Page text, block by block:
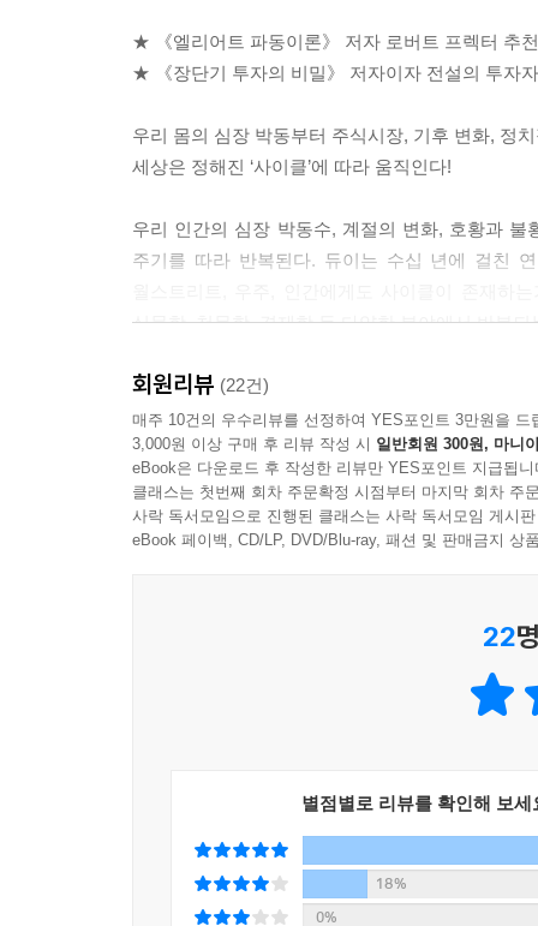
★ 《엘리어트 파동이론》 저자 로버트 프렉터 추
★ 《장단기 투자의 비밀》 저자이자 전설의 투자
우리 몸의 심장 박동부터 주식시장, 기후 변화, 정
세상은 정해진 ‘사이클’에 따라 움직인다!
우리 인간의 심장 박동수, 계절의 변화, 호황과
주기를 따라 반복된다. 듀이는 수십 년에 걸친
식물학, 천문학, 경제학 등 다양한 분야에서 반복
과학적 근거를 제시하고 있다. 이 사이클들은
운전자가 ‘눈을 감은’ 상태로 후진 주행을 하면서
있다는 것을 깨닫는다면 어떨까? 만약 그 도로에
구부러질지 운전자가 얼마든지 예측할 수 있다면?
사이클은 이러한 반복의 질서를 인식하고, 그 안
이 책은, 보이는 것 너머 숨겨진 세상의 구조를 읽
대공황 이후 수십 년 간의 연구 끝에 완성된 주기
주기를 가지고 반복된다는 것.
사실을 밝혀냈다. 인간 사회가 겪는 반복과 변동
거대한 프레임으로 응축되었고, 그 결정체는
출간된《사이클》은 단순한 경제 분석을 넘어
회원리뷰 (22건)
매주 10건의 우수리뷰를 선정하여 YES포인트 3만원을 드
3,000원 이상 구매 후 리뷰 작성 시 일반회원 300원, 마니
eBook은 다운로드 후 작성한 리뷰만 YES포인트 지급됩니
클래스는 첫번째 회차 주문확정 시점부터 마지막 회차 주
사락 독서모임으로 진행된 클래스는 사락 독서모임 게시
eBook 페이백, CD/LP, DVD/Blu-ray, 패션 및 판매금지 상
22
별점별로 리뷰를 확인해 보세
18%
0%